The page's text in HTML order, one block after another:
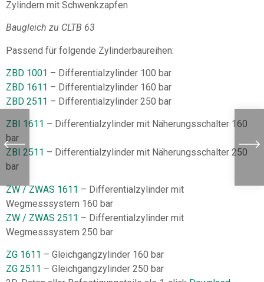
Zylindern mit Schwenkzapfen
Baugleich zu CLTB 63
Passend für folgende Zylinderbaureihen:
ZBD 1001 – Differentialzylinder 100 bar
ZBD 1611 – Differentialzylinder 160 bar
ZBD 2511 – Differentialzylinder 250 bar
ZBI 1611 – Differentialzylinder mit Näherungsschalter 160
bar
ZBI 2511 – Differentialzylinder mit Näherungsschalter 250
bar
ZW / ZWAS 1611 – Differentialzylinder mit
Wegmesssystem 160 bar
ZW / ZWAS 2511 – Differentialzylinder mit
Wegmesssystem 250 bar
ZG 1611 – Gleichgangzylinder 160 bar
ZG 2511 – Gleichgangzylinder 250 bar